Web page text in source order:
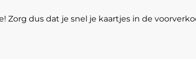
dus dat je snel je kaartjes in de